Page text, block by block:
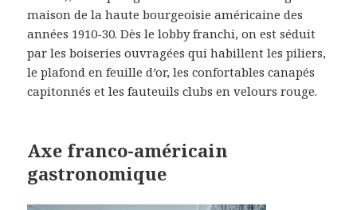
maison de la haute bourgeoisie américaine des
années 1910-30. Dès le lobby franchi, on est séduit
par les boiseries ouvragées qui habillent les piliers,
le plafond en feuille d’or, les confortables canapés
capitonnés et les fauteuils clubs en velours rouge.
Axe franco-américain
gastronomique